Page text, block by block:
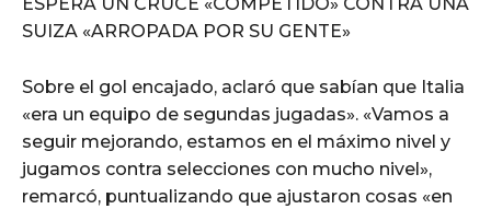
SUIZA «ARROPADA POR SU GENTE»
Sobre el gol encajado, aclaró que sabían que Italia
«era un equipo de segundas jugadas». «Vamos a
seguir mejorando, estamos en el máximo nivel y
jugamos contra selecciones con mucho nivel»,
remarcó, puntualizando que ajustaron cosas «en